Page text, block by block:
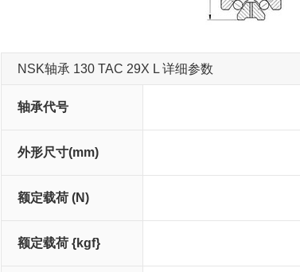
NSK轴承 130 TAC 29X L 详细参数
轴承代号
外形尺寸(mm)
额定载荷 (N)
额定载荷 {kgf}